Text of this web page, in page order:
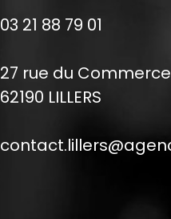
03 21 88 79 01
27 rue du Commerce
62190 LILLERS